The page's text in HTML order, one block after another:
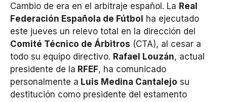
Cambio de era en el arbitraje español. La Real
Federación Española de Fútbol ha ejecutado
este jueves un relevo total en la dirección del
Comité Técnico de Árbitros (CTA), al cesar a
todo su equipo directivo. Rafael Louzán, actual
presidente de la RFEF, ha comunicado
personalmente a Luis Medina Cantalejo su
destitución como presidente del estamento